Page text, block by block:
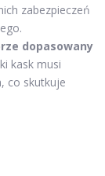
zabezpieczeń
dopasowany
kask musi
co skutkuje